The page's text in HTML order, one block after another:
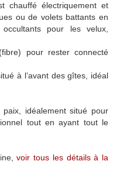
chauffé électriquement et
ou de volets battants en
pour les velux,
pour rester connecté
à l’avant des gîtes, idéal
idéalement situé pour
tout en ayant tout le
voir tous les détails à la